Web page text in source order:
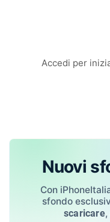
Accedi per
Nuovi
Con
sfondo
scaricare,